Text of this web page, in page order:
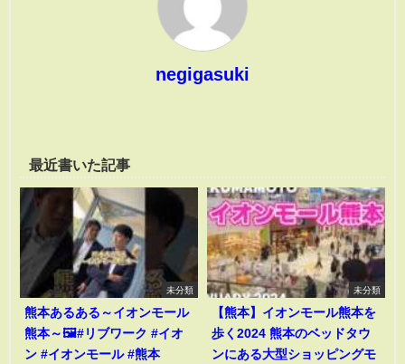
negigasuki
最近書いた記事
未分類
熊本あるある～イオンモール
熊本～🖼️#リブワーク #イオ
ン #イオンモール #熊本
未分類
【熊本】イオンモール熊本を
歩く2024 熊本のベッドタウ
ンにある大型ショッピングモ